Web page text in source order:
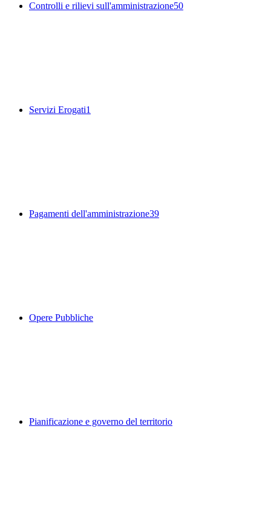
Controlli e rilievi sull'amministrazione50
Servizi Erogati1
Pagamenti dell'amministrazione39
Opere Pubbliche
Pianificazione e governo del territorio